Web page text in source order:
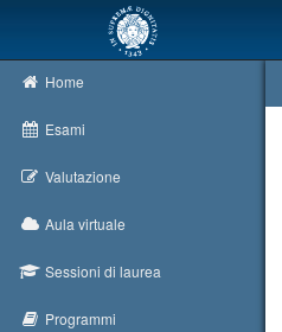
Home
Esami
Valutazione
Aula virtuale
Sessioni di laurea
Programmi